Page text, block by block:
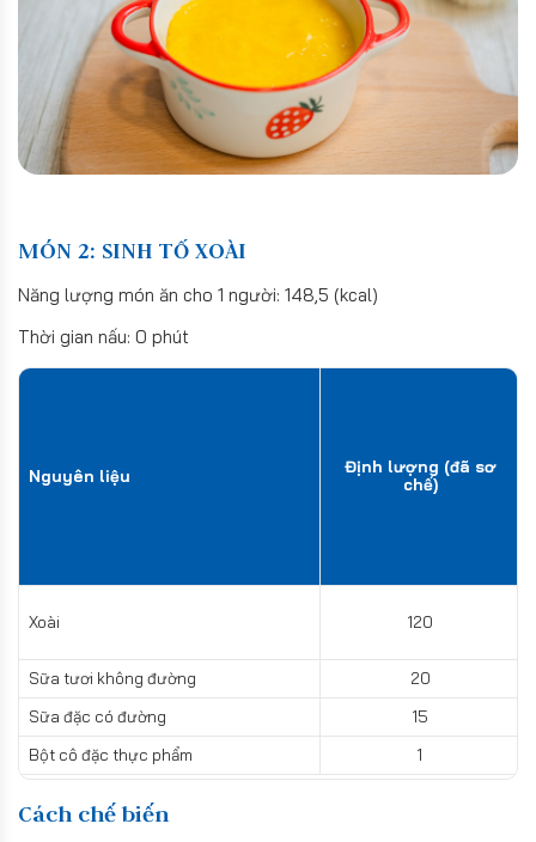
MÓN 2: SINH TỐ XOÀI
Năng lượng món ăn cho 1 người: 148,5 (kcal)
Thời gian nấu: 0 phút
Nguyên liệu
Định lượng (đã sơ
chế)
Xoài 120
Sữa tươi không đường
20
Sữa đặc có đường
15
Bột cô đặc thực phẩm
1
Cách chế biến